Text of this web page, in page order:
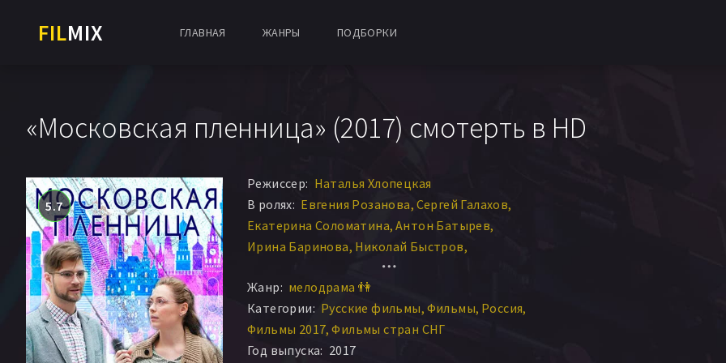
FILMIX ГЛАВНАЯ ЖАНРЫ ПОДБОРКИ
«Московская пленница» (2017) смотерть в HD
5.7
Режиссер: Наталья Хлопецкая
В ролях: Евгения Розанова Сергей Галахов
Екатерина Соломатина Антон Батырев
Ирина Баринова Николай Быстров
Алексей Колубков
Зураб Миминошвили
Зураб Мининошвили
Жанр: мелодрама 👫
Категории: Русские фильмы Фильмы Россия
Фильмы 2017 Фильмы стран СНГ
Год выпуска: 2017